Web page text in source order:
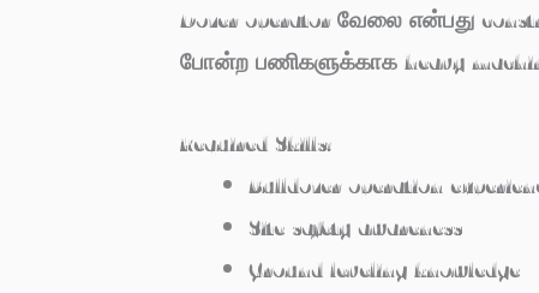
Dozer operator வேலை என்பது
போன்ற பணிகளுக்காக heavy
Required Skills:
Bulldozer operation
Site safety awareness
Ground leveling knowledge